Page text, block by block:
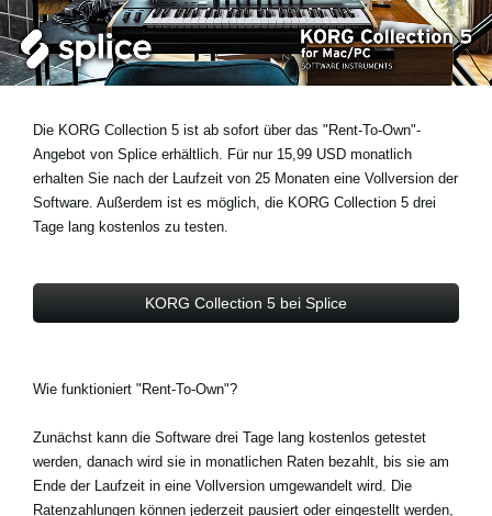
Neuigkeiten
Gebiet / Land
Über KORG
Die KORG Collection 5 ist ab sofort über das "Rent-To-Own"-
Angebot von Splice erhältlich. Für nur 15,99 USD monatlich
erhalten Sie nach der Laufzeit von 25 Monaten eine Vollversion der
Software. Außerdem ist es möglich, die KORG Collection 5 drei
Tage lang kostenlos zu testen.
KORG Collection 5 bei Splice
Wie funktioniert "Rent-To-Own"?
Zunächst kann die Software drei Tage lang kostenlos getestet
werden, danach wird sie in monatlichen Raten bezahlt, bis sie am
Ende der Laufzeit in eine Vollversion umgewandelt wird. Die
Ratenzahlungen können jederzeit pausiert oder eingestellt werden,